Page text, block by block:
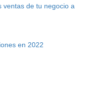
ventas de tu negocio a
en 2022